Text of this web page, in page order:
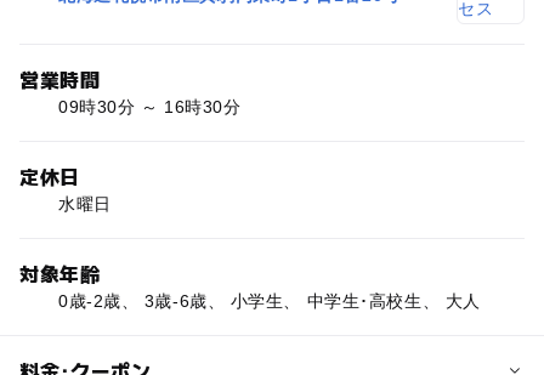
営業時間
09時30分 ～ 16時30分
定休日
水曜日
対象年齢
0歳-2歳、 3歳-6歳、 小学生、 中学生･高校生、 大人